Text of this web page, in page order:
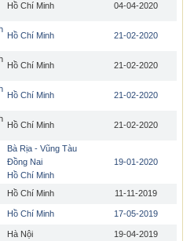
Hồ Chí Minh 04-04-2020
Hồ Chí Minh 21-02-2020
Hồ Chí Minh 21-02-2020
Hồ Chí Minh 21-02-2020
Hồ Chí Minh 21-02-2020
Bà Rịa - Vũng Tàu
Đồng Nai
Hồ Chí Minh
19-01-2020
Hồ Chí Minh 11-11-2019
Hồ Chí Minh 17-05-2019
Hà Nội 19-04-2019